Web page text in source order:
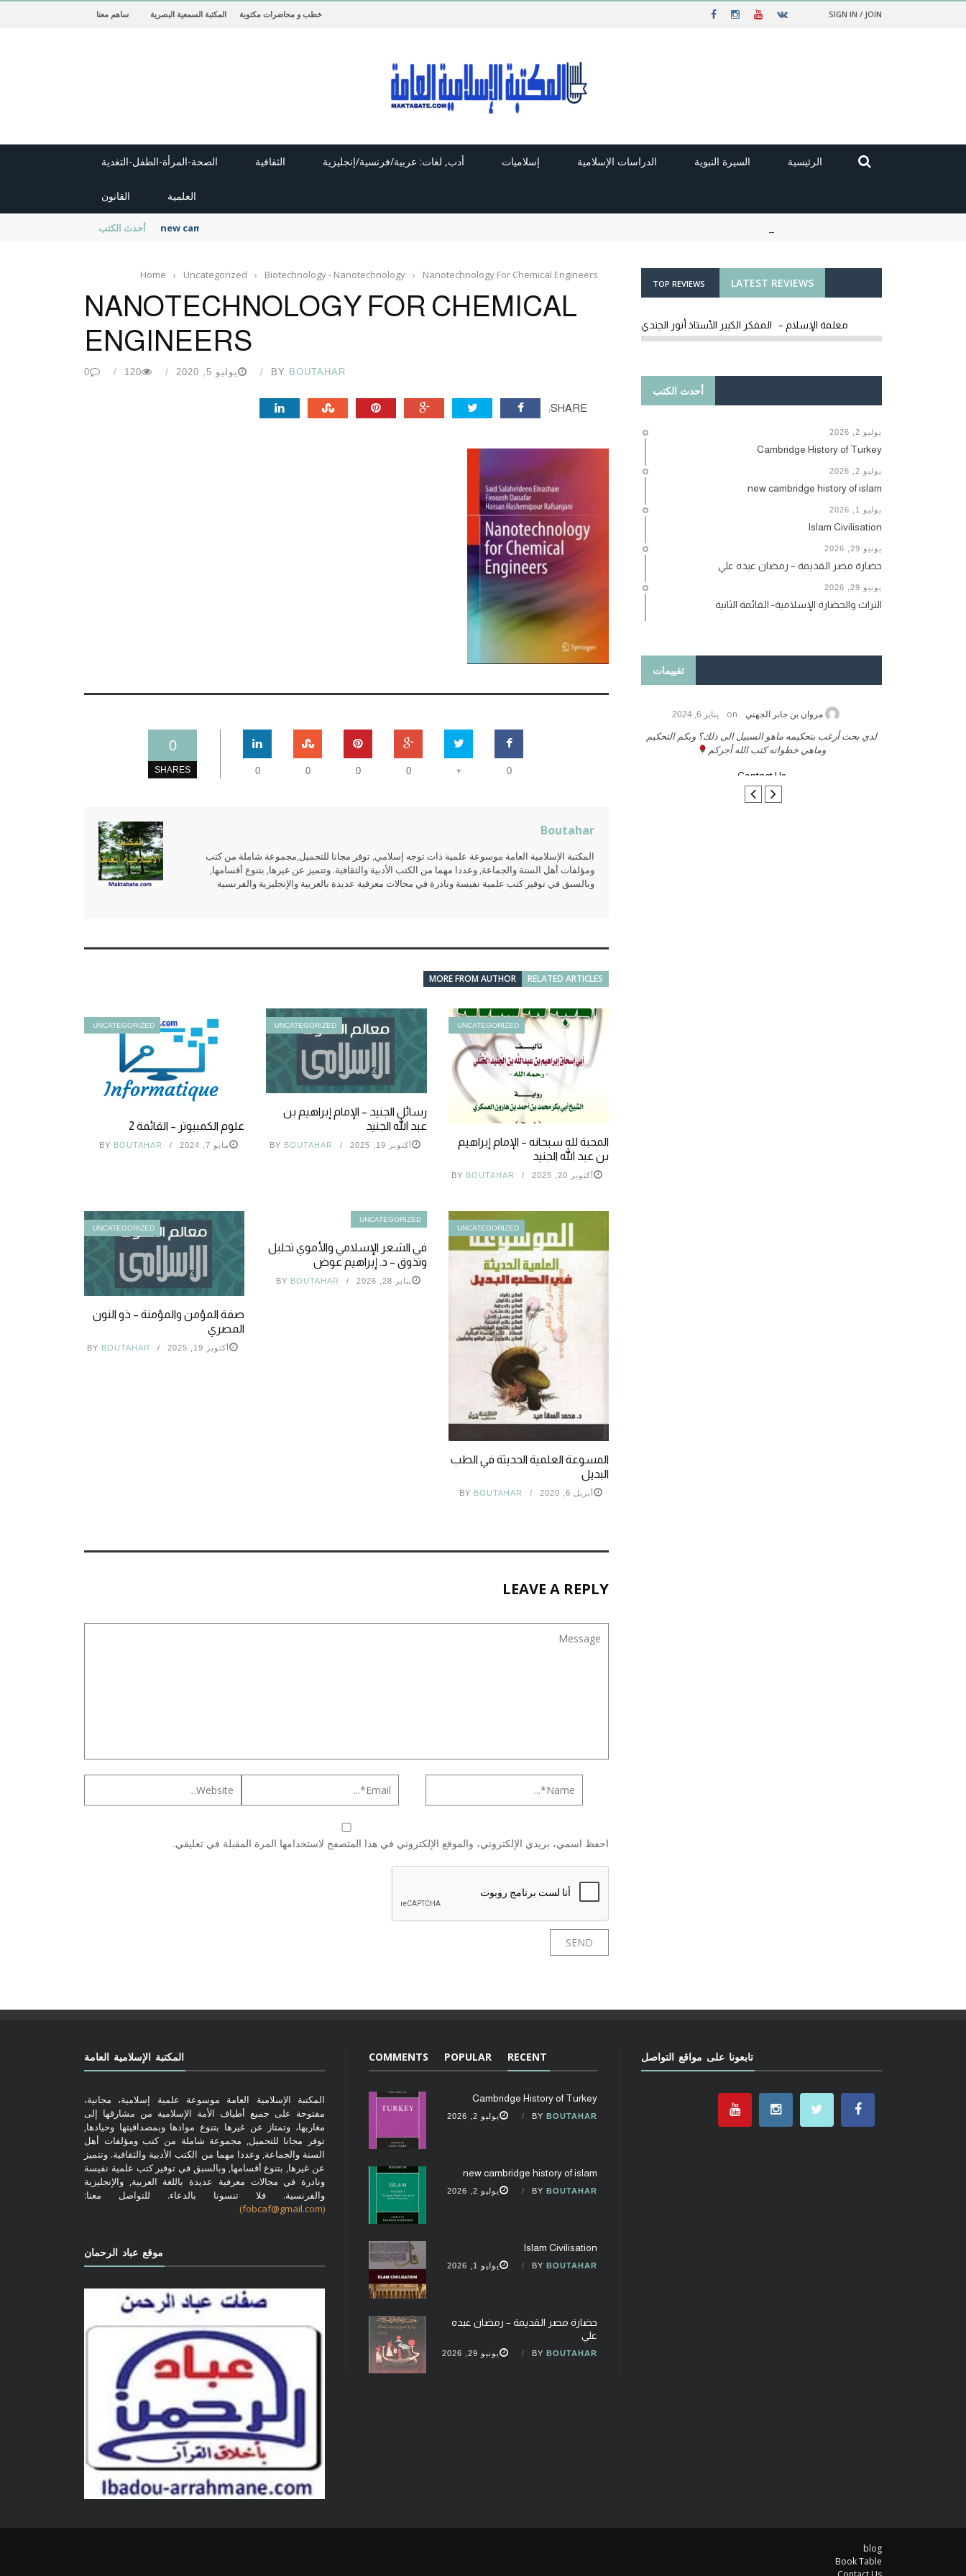
SIGN IN / JOIN خطب و محاضرات مكتوبة المكتبة السمعية البصرية ساهم معنا
الرئيسية السيرة النبوية الدراسات الإسلامية إسلاميات أدب, لغات: عربية/فرنسية/إنجليزية الثقافية الصحة-المرأة-الطفل-التغدية
العلمية القانون
أحدث الكتب new cambridge history of islam
Home › Uncategorized › Biotechnology - Nanotechnology › Nanotechnology For Chemical Engineers
NANOTECHNOLOGY FOR CHEMICAL
ENGINEERS
BY BOUTAHAR يوليو 5, 2020 120
0
SHARE:
0
SHARES 0
+
0
0
0
0
Boutahar
المكتبة الإسلامية العامة موسوعة علمية ذات توجه إسلامي, توفر مجانا للتحميل,مجموعة شاملة من كتب
ومؤلفات أهل السنة والجماعة, وعددا مهما من الكتب الأدبية والثقافية. وتتميز عن غيرها, بتنوع أقسامها,
وبالسبق في توفير كتب علمية نفيسة ونادرة في مجالات معرفية عديدة بالعربية والإنجليزية والفرنسية
RELATED ARTICLES
MORE FROM AUTHOR
UNCATEGORIZED
علوم الكمبيوتر – القائمة 2
مايو 7, 2024 BY BOUTAHAR
UNCATEGORIZED
رسائل الجنيد – الإمام إبراهيم بن
عبد الله الجنيد
أكتوبر 19, 2025 BY BOUTAHAR
UNCATEGORIZED
المحبة لله سبحانه – الإمام إبراهيم
بن عبد الله الجنيد
أكتوبر 20, 2025 BY BOUTAHAR
UNCATEGORIZED
صفة المؤمن والمؤمنة – ذو النون
المصري
أكتوبر 19, 2025 BY BOUTAHAR
UNCATEGORIZED
في الشعر الإسلامي والأموي تحليل
وتذوق – د. إبراهيم عوض
يناير 28, 2026 BY BOUTAHAR
UNCATEGORIZED
المسوعة العلمية الحديثة في الطب
البديل
أبريل 6, 2020 BY BOUTAHAR
LEAVE A REPLY
احفظ اسمي، بريدي الإلكتروني، والموقع الإلكتروني في هذا المتصفح لاستخدامها المرة المقبلة في تعليقي.
LATEST REVIEWS
TOP REVIEWS
معلمة الإسلام – المفكر الكبير الأستاذ أنور الجندي
أحدث الكتب
يوليو 2, 2026
Cambridge History of Turkey
يوليو 2, 2026
new cambridge history of islam
يوليو 1, 2026
Islam Civilisation
يونيو 29, 2026
حضارة مصر القديمة – رمضان عبده علي
يونيو 29, 2026
التراث والحضارة الإسلامية- القائمة الثانية
تقييمات
مروان بن جابر الجهني on يناير 6, 2024
لدي بحث أرغب بتحكيمه ماهو السبيل الى ذلك؟ وبكم التحكيم
وماهي خطواته كتب الله أجركم
Contact Us
المكتبة الإسلامية العامة
المكتبة الإسلامية العامة موسوعة علمية إسلامية، مجانية،
مفتوحة على جميع أطياف الأمة الإسلامية من مشارقها إلى
مغاربها، وتمتاز عن غيرها بتنوع موادها وبمصداقيتها وحيادها,
توفر مجانا للتحميل, مجموعة شاملة من كتب ومؤلفات أهل
السنة والجماعة, وعددا مهما من الكتب الأدبية والثقافية. وتتميز
عن غيرها, بتنوع أقسامها, وبالسبق في توفير كتب علمية نفيسة
ونادرة في مجالات معرفية عديدة باللغة العربية, والإنجليزية
والفرنسية. فلا تنسونا بالدعاء. للتواصل معنا:
(fobcaf@gmail.com)
موقع عباد الرحمان
RECENT
POPULAR
COMMENTS
Cambridge History of Turkey
BY BOUTAHAR يوليو 2, 2026
new cambridge history of islam
BY BOUTAHAR يوليو 2, 2026
Islam Civilisation
BY BOUTAHAR يوليو 1, 2026
حضارة مصر القديمة – رمضان عبده
علي
BY BOUTAHAR يونيو 29, 2026
تابعونا على مواقع التواصل
blog
Book Table